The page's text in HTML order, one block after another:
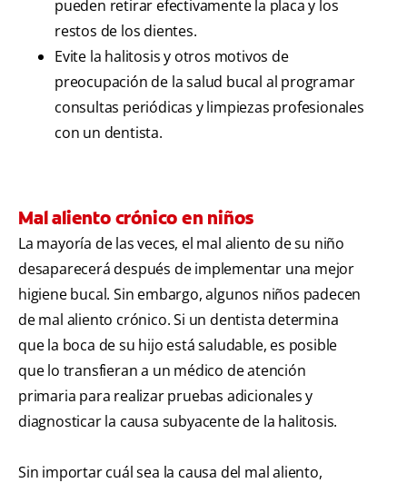
pueden retirar efectivamente la placa y los
restos de los dientes.
Evite la halitosis y otros motivos de
preocupación de la salud bucal al programar
consultas periódicas y limpiezas profesionales
con un dentista.
Mal aliento crónico en niños
La mayoría de las veces, el mal aliento de su niño
desaparecerá después de implementar una mejor
higiene bucal. Sin embargo, algunos niños padecen
de mal aliento crónico. Si un dentista determina
que la boca de su hijo está saludable, es posible
que lo transfieran a un médico de atención
primaria para realizar pruebas adicionales y
diagnosticar la causa subyacente de la halitosis.
Sin importar cuál sea la causa del mal aliento,